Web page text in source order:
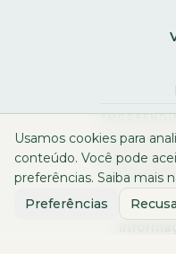
Usamos cookies para
conteúdo. Você pode
preferências. Saiba mais
Preferências
Inscreva-se
Cadastre
ID Visual